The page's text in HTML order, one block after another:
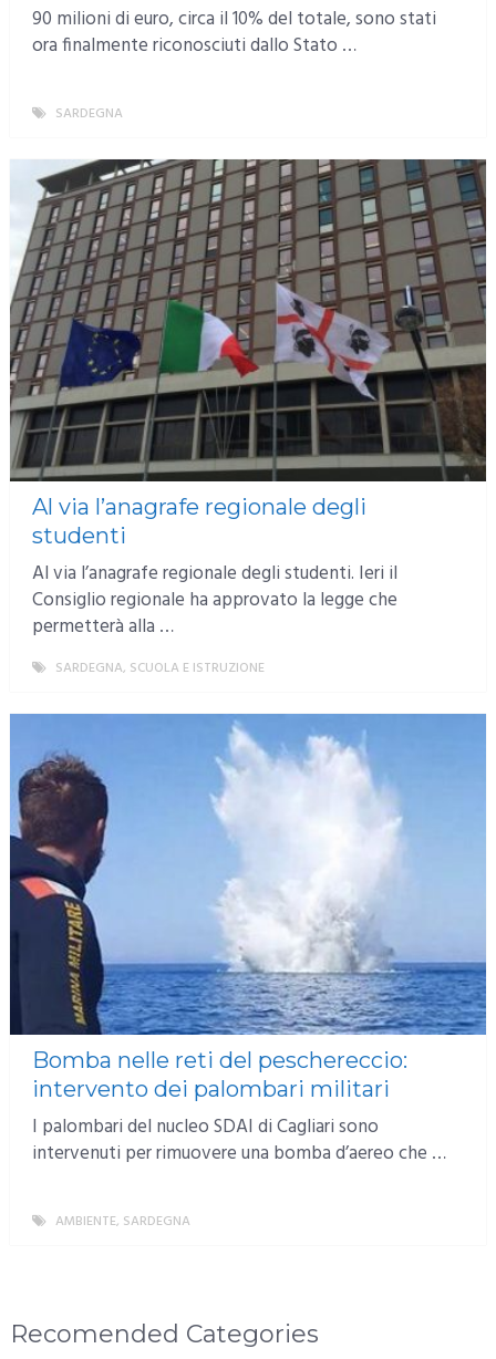
90 milioni di euro, circa il 10% del totale, sono stati
ora finalmente riconosciuti dallo Stato …
SARDEGNA
Al via l’anagrafe regionale degli
studenti
Al via l’anagrafe regionale degli studenti. Ieri il
Consiglio regionale ha approvato la legge che
permetterà alla …
SARDEGNA, SCUOLA E ISTRUZIONE
Bomba nelle reti del peschereccio:
intervento dei palombari militari
I palombari del nucleo SDAI di Cagliari sono
intervenuti per rimuovere una bomba d’aereo che …
AMBIENTE, SARDEGNA
Recomended Categories